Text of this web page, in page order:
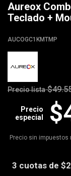
Aureox
Teclado +
AUCOGC1KMTMP
Precio lista
Precio
especial
Precio sin impuestos
3 cuotas de